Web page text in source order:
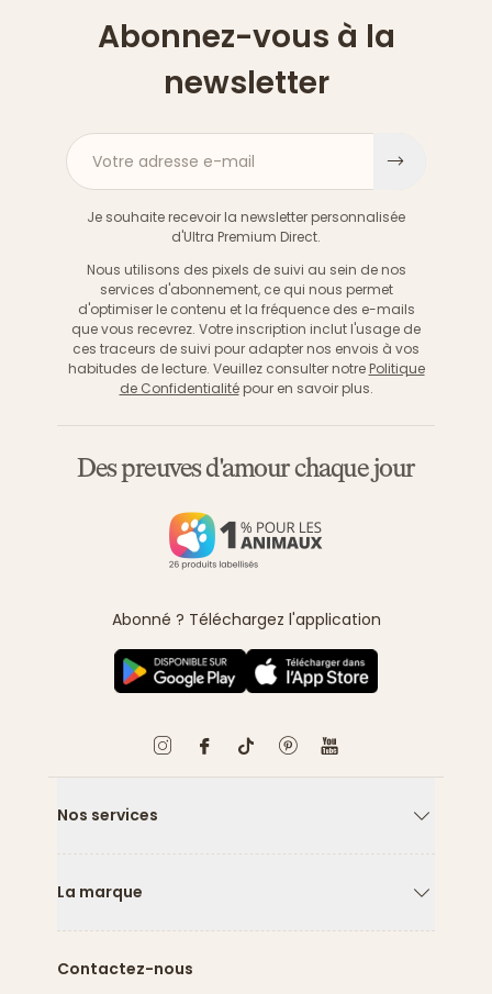
Abonnez-vous à la
newsletter
Votre adresse e-mail
Je souhaite recevoir la newsletter personnalisée
d'Ultra Premium Direct.
Nous utilisons des pixels de suivi au sein de nos
services d'abonnement, ce qui nous permet
d'optimiser le contenu et la fréquence des e-mails
que vous recevrez. Votre inscription inclut l'usage de
ces traceurs de suivi pour adapter nos envois à vos
habitudes de lecture. Veuillez consulter notre Politique
de Confidentialitépour en savoir plus.
Des preuves d'amour chaque jour
Abonné ? Téléchargez l'application
Nos services
La marque
Contactez-nous